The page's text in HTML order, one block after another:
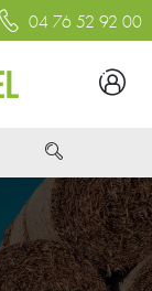
04 76 52 92 00